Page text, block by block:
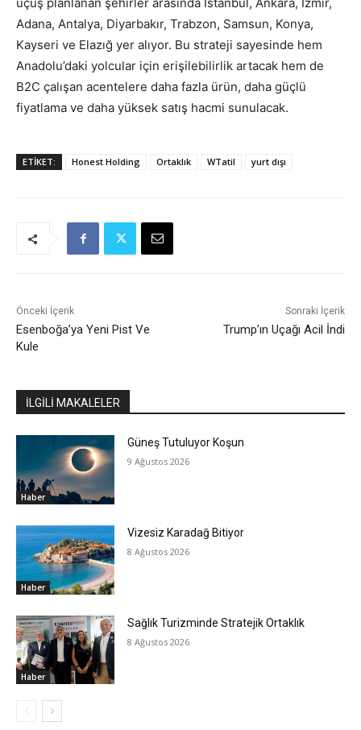
Adana, Antalya, Diyarbakır, Trabzon, Samsun, Konya,
Kayseri ve Elazığ yer alıyor. Bu strateji sayesinde hem
Anadolu’daki yolcular için erişilebilirlik artacak hem de
B2C çalışan acentelere daha fazla ürün, daha güçlü
fiyatlama ve daha yüksek satış hacmi sunulacak.
ETIKET: Honest Holding Ortaklık WTatil yurt dışı
Önceki İçerik
Esenboğa’ya Yeni Pist Ve
Kule
Sonraki İçerik
Trump’ın Uçağı Acil İndi
İLGİLİ MAKALELER
Haber
Güneş Tutuluyor Koşun
9 Ağustos 2026
Haber
Vizesiz Karadağ Bitiyor
8 Ağustos 2026
Haber
Sağlık Turizminde Stratejik Ortaklık
8 Ağustos 2026